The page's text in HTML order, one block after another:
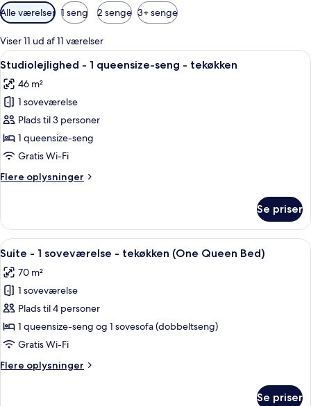
Tilgængelige
filtre
for
værelser
Alle værelser 1 seng 2 senge 3+ senge
Viser 11 ud af 11 værelser
Indlæs
alle
billeder
af
Studiolejlighed
-
1
seng
En pænt redt seng med hvide
14
Studiolejlighed - 1 queensize-seng - tekøkken
46 m²
1 soveværelse
Plads til 3 personer
1 queensize-seng
Gratis Wi-Fi
Flere oplysninger
Flere
-
queensize-
tekøkken
Se priser
Indlæs
alle
billeder
af
Suite
-
1
-
Et hotelværelse med en stor seng,
14
Suite - 1 soveværelse - tekøkken (One Queen Bed)
70 m²
1 soveværelse
Plads til 4 personer
1 queensize-seng og 1 sovesofa (dobbeltseng)
Gratis Wi-Fi
Flere oplysninger
Flere
Se priser